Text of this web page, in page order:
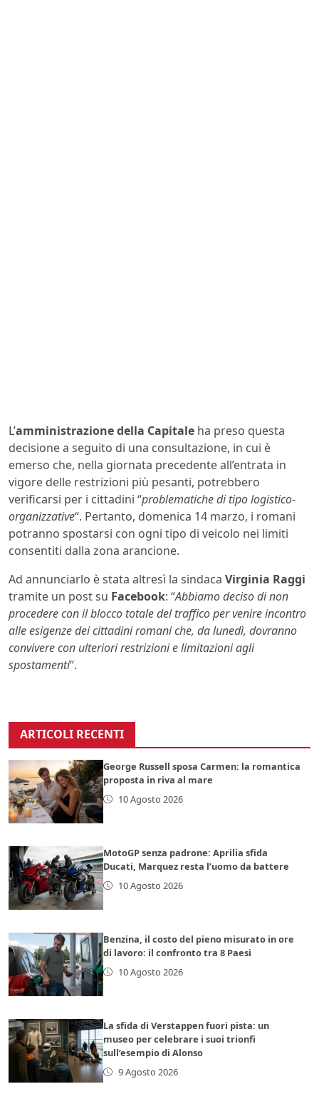
L’amministrazione della Capitale ha preso questa
decisione a seguito di una consultazione, in cui è
emerso che, nella giornata precedente all’entrata in
vigore delle restrizioni più pesanti, potrebbero
verificarsi per i cittadini “problematiche di tipo logistico-
organizzative“. Pertanto, domenica 14 marzo, i romani
potranno spostarsi con ogni tipo di veicolo nei limiti
consentiti dalla zona arancione.
Ad annunciarlo è stata altresì la sindaca Virginia Raggi
tramite un post su Facebook: “Abbiamo deciso di non
procedere con il blocco totale del traffico per venire incontro
alle esigenze dei cittadini romani che, da lunedì, dovranno
convivere con ulteriori restrizioni e limitazioni agli
spostamenti“.
ARTICOLI RECENTI
George Russell sposa Carmen: la romantica
proposta in riva al mare
10 Agosto 2026
MotoGP senza padrone: Aprilia sfida
Ducati, Marquez resta l’uomo da battere
10 Agosto 2026
Benzina, il costo del pieno misurato in ore
di lavoro: il confronto tra 8 Paesi
10 Agosto 2026
La sfida di Verstappen fuori pista: un
museo per celebrare i suoi trionfi
sull’esempio di Alonso
9 Agosto 2026